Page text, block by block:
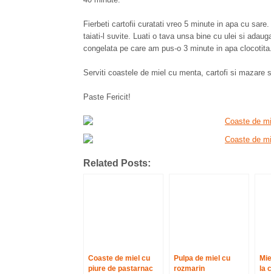
Fierbeti cartofii curatati vreo 5 minute in apa cu
taiati-l suvite. Luati o tava unsa bine cu ulei si
congelata pe care am pus-o 3 minute in apa
Serviti coastele de miel cu menta, cartofi si mazare
Paste Fericit!
Related Posts:
Coaste de miel cu
piure de pastarnac
Pulpa de miel cu
rozmarin
la